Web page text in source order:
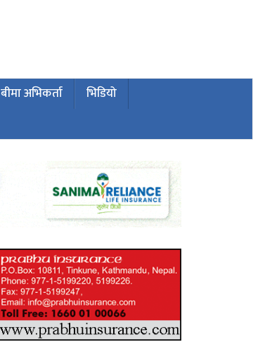
बीमा अभिकर्ता
भिडियो